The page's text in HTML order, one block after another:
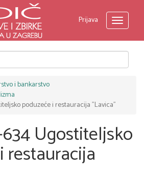
Prijava
Toggle
i bankarstvo
poduzeće i restauracija "Lavica"
Ugostiteljsko
restauracija